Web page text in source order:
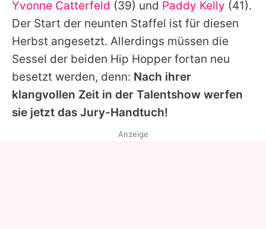
Yvonne Catterfeld (39) und Paddy Kelly (41).
Der Start der neunten Staffel ist für diesen
Herbst angesetzt. Allerdings müssen die
Sessel der beiden Hip Hopper fortan neu
besetzt werden, denn: Nach ihrer
klangvollen Zeit in der Talentshow werfen
sie jetzt das Jury-Handtuch!
Anzeige